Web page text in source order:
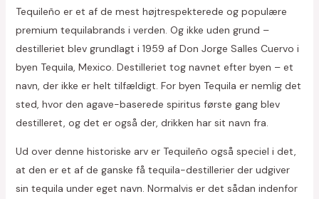
Tequileño er et af de mest højtrespekterede og populære
premium tequilabrands i verden. Og ikke uden grund –
destilleriet blev grundlagt i 1959 af Don Jorge Salles Cuervo i
byen Tequila, Mexico. Destilleriet tog navnet efter byen – et
navn, der ikke er helt tilfældigt. For byen Tequila er nemlig det
sted, hvor den agave-baserede spiritus første gang blev
destilleret, og det er også der, drikken har sit navn fra.
Ud over denne historiske arv er Tequileño også speciel i det,
at den er et af de ganske få tequila-destillerier der udgiver
sin tequila under eget navn. Normalvis er det sådan indenfor